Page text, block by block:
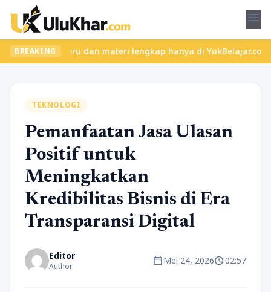
menu
BREAKING
seru dan materi lengkap hanya di YukBelajar.com.
TEKNOLOGI
Pemanfaatan Jasa Ulasan
Positif untuk
Meningkatkan
Kredibilitas Bisnis di Era
Transparansi Digital
Editor
Author calendar_todayMei 24, 2026schedule02:57